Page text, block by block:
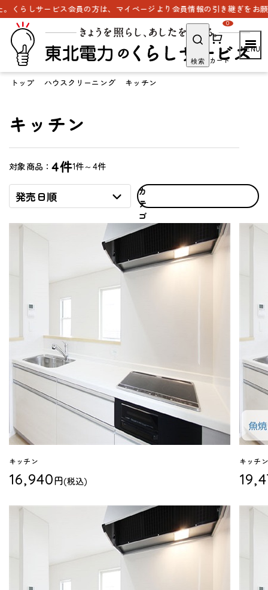
サービス会員の方は、マイページより会員情報の引き継ぎをお願いい
検索 カート
0
トップ ハウスクリーニング キッチン
キッチン
対象商品：4件1件～4件
発売日順
カ
テ
ゴ
リ
探
す
キッチン
16,940円(税込)
キッチ